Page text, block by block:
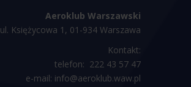
Aeroklub Warszawski
ul. Księżycowa 1, 01-934 Warszawa
Kontakt:
telefon: 222 43 57 47
e-mail: info@aeroklub.waw.pl